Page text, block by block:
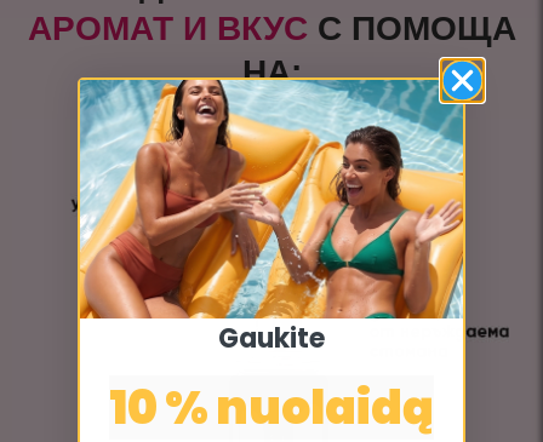
АРОМАТ И ВКУС С ПОМОЩА
НА:
Gaukite
10 % nuolaidą